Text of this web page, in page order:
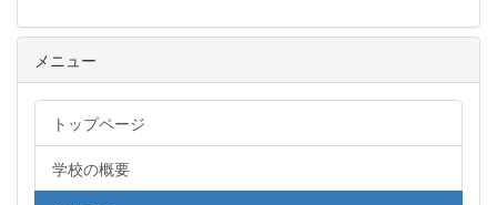
メニュー
トップページ
学校の概要